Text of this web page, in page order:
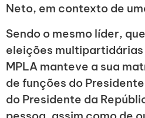
Neto, em contexto de
Sendo o mesmo líder,
eleições multipartidárias
MPLA manteve a sua
de funções do
do Presidente da